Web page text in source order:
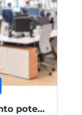
Convert more visitors into potential customers